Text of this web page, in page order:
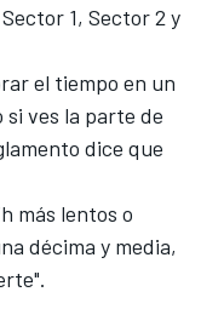
1, Sector 2 y
el tiempo en un
ves la parte de
dice que
más lentos o
décima y media,